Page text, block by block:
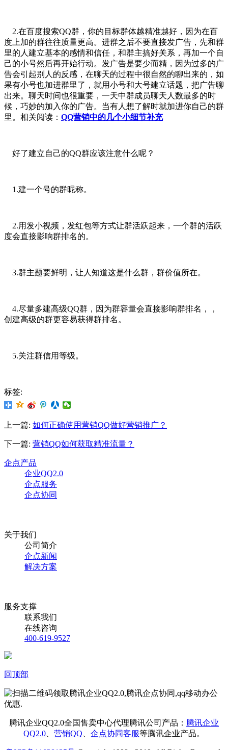
2.在百度搜索QQ群，你的目标群体越精准越好，因为在百
度上加的群往往质量更高。进群之后不要直接发广告，先和群
里的人建立基本的感情和信任，和群主搞好关系，再加一个自
己的小号然后再开始行动。发广告是要少而精，因为过多的广
告会引起别人的反感，在聊天的过程中很自然的聊出来的，如
果有小号也加进群里了，就用小号和大号建立话题，把广告聊
出来。聊天时间也很重要，一天中群成员聊天人数最多的时
候，巧妙的加入你的广告。当有人想了解时就加进你自己的群
里。相关阅读： QQ营销中的几个小细节补充
好了建立自己的QQ群应该注意什么呢？
1.建一个号的群昵称。
2.用发小视频，发红包等方式让群活跃起来，一个群的活跃
度会直接影响群排名的。
3.群主题要鲜明，让人知道这是什么群，群价值所在。
4.尽量多建高级QQ群，因为群容量会直接影响群排名，，
创建高级的群更容易获得群排名。
5.关注群信用等级。
标签:
上一篇: 如何正确使用营销QQ做好营销推广？
下一篇: 营销QQ如何获取精准流量？
企点产品
企业QQ2.0
企点服务
企点协同
关于我们
公司简介
企点新闻
解决方案
服务支撑
联系我们
在线咨询
400-619-9527
回顶部
腾讯企业QQ2.0全国售卖中心代理腾讯公司产品： 腾讯企业
QQ2.0
营销QQ 企点协同客服等腾讯企业产品。